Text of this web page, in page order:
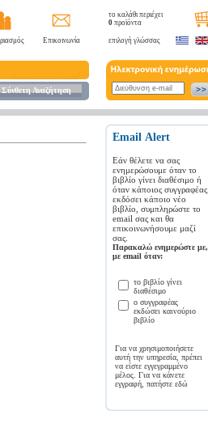
Επικοινωνία
Σύνθετη Αναζήτηση
το καλάθι περιέχει
0 προϊόντα
επιλογή γλώσσας
Εmail Αlert
Εάν θέλετε να σας
ενημερώσουμε όταν το
βιβλίο γίνει διαθέσιμο ή
όταν κάποιος συγγραφέας
εκδόσει κάποιο νέο
βιβλίο, συμπληρώστε το
email σας και θα
επικοινωνήσουμε μαζί
σας.
Παρακαλώ ενημερώστε με,
με email όταν:
το βιβλίο γίνει
διαθέσιμο
ο συγγραφέας
εκδώσει καινούριο
βιβλίο
Για να χρησιμοποιήσετε
αυτή την υπηρεσία, πρέπει
να είστε εγγεγραμμένο
μέλος. Για να κάνετε
εγγραφή, πατήστε εδώ